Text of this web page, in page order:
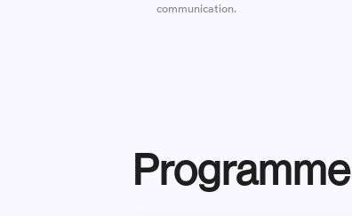
communication.
Programme